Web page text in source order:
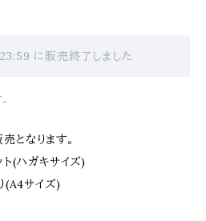
に販売終了しました
となります。
(ハガキサイズ)
(A4サイズ)